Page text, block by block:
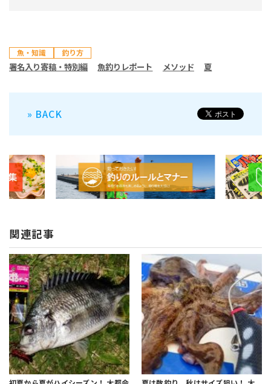
魚・知識 釣り方
署名入り寄稿・特別編 魚釣りレポート メソッド 夏
» BACK
関連記事